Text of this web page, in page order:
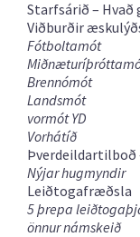
Starfsárið – Hvað
Viðburðir
Fótboltamót
Brennómót
Landsmót
vormót YD
Vorhátíð
Þverdeildartilboð
Nýjar hugmyndir
Leiðtogafræðsla
5 þrepa
önnur námskeið